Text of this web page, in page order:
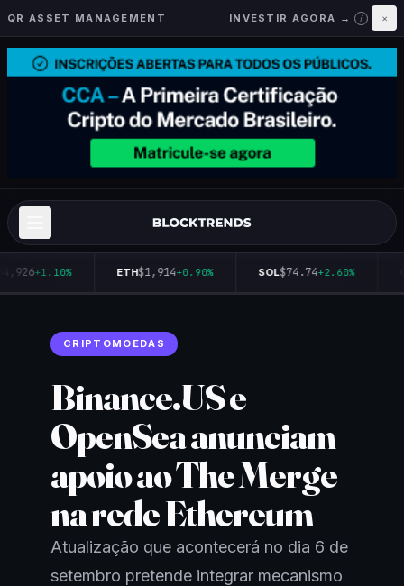
QR ASSET MANAGEMENT INVESTIR AGORA → i ×
+1.10% ETH$1,914+0.90% SOL$74.74+2.60%
CRIPTOMOEDAS
Binance.US e
OpenSea anunciam
apoio ao The Merge
na rede Ethereum
Atualização que acontecerá no dia 6 de
setembro pretende integrar mecanismo